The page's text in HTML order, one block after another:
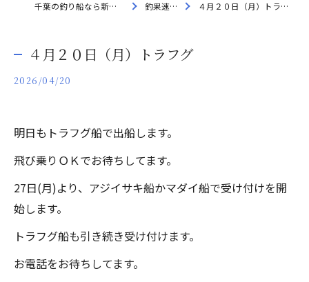
千葉の釣り船なら新盛丸 釣果速報 ４月２０日（月）トラフグ
４月２０日（月）トラフグ
2026/04/20
明日もトラフグ船で出船します。
飛び乗りＯＫでお待ちしてます。
27日(月)より、アジイサキ船かマダイ船で受け付けを開
始します。
トラフグ船も引き続き受け付けます。
お電話をお待ちしてます。